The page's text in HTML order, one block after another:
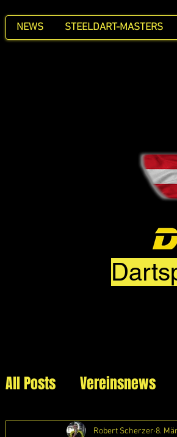
NEWS STEELDART-MASTERS
All Posts Vereinsnews
Robert Scherzer 8.